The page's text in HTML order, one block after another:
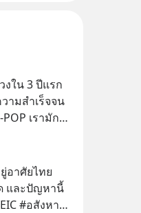
งใน 3 ปีแรก
ามสำเร็จจน
เรามักจะ
ทลายจากวง
อาศัยไทย
และปัญหานี้